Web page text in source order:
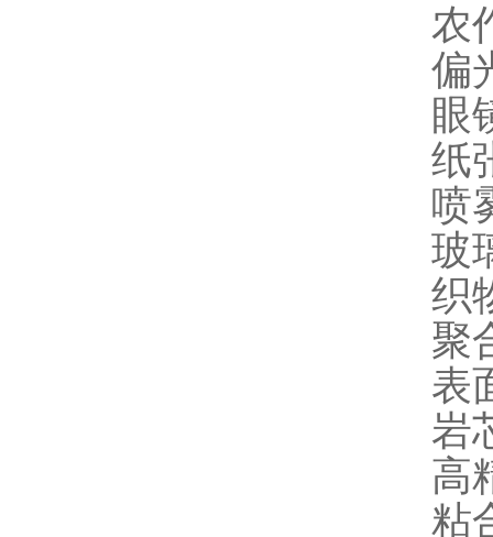
农
偏
眼
纸
喷
玻
织
聚
表
岩
高
粘